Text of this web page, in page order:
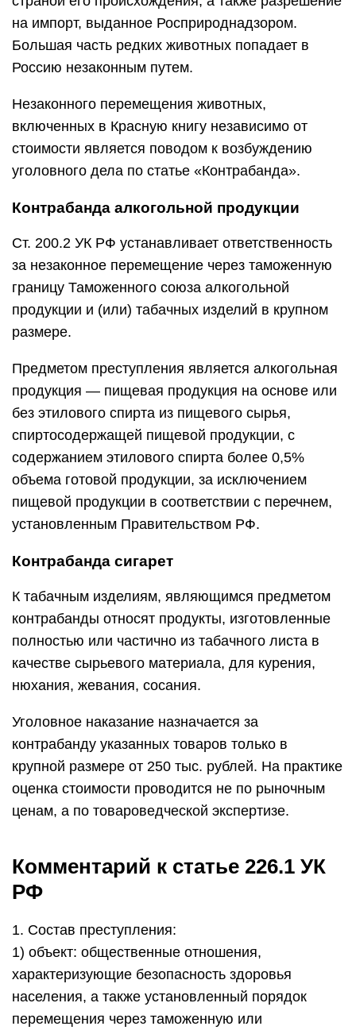
на импорт, выданное Росприроднадзором.
Большая часть редких животных попадает в
Россию незаконным путем.
Незаконного перемещения животных,
включенных в Красную книгу независимо от
стоимости является поводом к возбуждению
уголовного дела по статье «Контрабанда».
Контрабанда алкогольной продукции
Ст. 200.2 УК РФ устанавливает ответственность
за незаконное перемещение через таможенную
границу Таможенного союза алкогольной
продукции и (или) табачных изделий в крупном
размере.
Предметом преступления является алкогольная
продукция — пищевая продукция на основе или
без этилового спирта из пищевого сырья,
спиртосодержащей пищевой продукции, с
содержанием этилового спирта более 0,5%
объема готовой продукции, за исключением
пищевой продукции в соответствии с перечнем,
установленным Правительством РФ.
Контрабанда сигарет
К табачным изделиям, являющимся предметом
контрабанды относят продукты, изготовленные
полностью или частично из табачного листа в
качестве сырьевого материала, для курения,
нюхания, жевания, сосания.
Уголовное наказание назначается за
контрабанду указанных товаров только в
крупной размере от 250 тыс. рублей. На практике
оценка стоимости проводится не по рыночным
ценам, а по товароведческой экспертизе.
Комментарий к статье 226.1 УК
РФ
1. Состав преступления:
1) объект: общественные отношения,
характеризующие безопасность здоровья
населения, а также установленный порядок
перемещения через таможенную или